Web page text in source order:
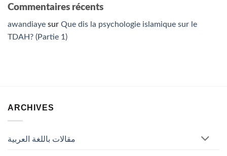
Commentaires récents
awandiaye sur Que dis la psychologie islamique sur le
TDAH? (Partie 1)
ARCHIVES
مقالات باللغة العربية